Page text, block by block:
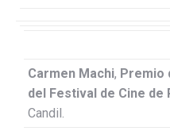
Carmen Machi, Premio
del Festival de Cine de
Candil.